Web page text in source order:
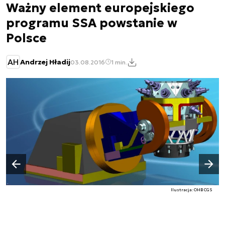
Ważny element europejskiego
programu SSA powstanie w
Polsce
AH Andrzej Hładij03.08.2016 1 min.
Ilustracja: OHB CGS
Poprzedni slajd
Następny slajd